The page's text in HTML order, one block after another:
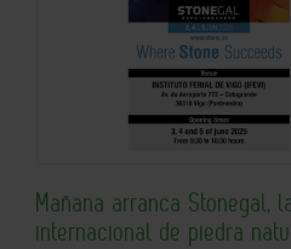
Mañana arranca Stonegal,
internacional de piedra